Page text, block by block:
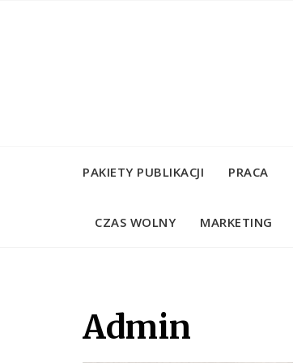
PAKIETY PUBLIKACJI PRACA
CZAS WOLNY MARKETING
Admin